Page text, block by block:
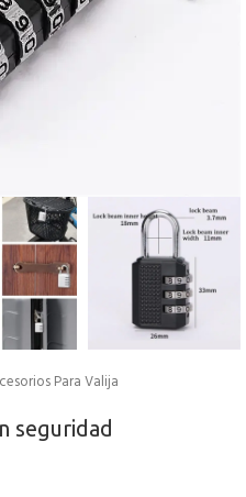
Para Valija
seguridad